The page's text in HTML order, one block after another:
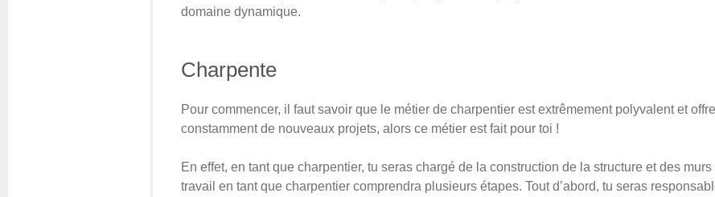
domaine dynamique.
Charpente
Pour commencer, il faut savoir que le métier de charpentier est extrêmement polyvalent et
constamment de nouveaux projets, alors ce métier est fait pour toi !
En effet, en tant que charpentier, tu seras chargé de la construction de la structure et des
travail en tant que charpentier comprendra plusieurs étapes. Tout d’abord, tu seras